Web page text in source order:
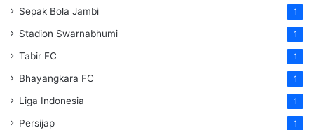
Sepak Bola Jambi 1
Stadion Swarnabhumi 1
Tabir FC 1
Bhayangkara FC 1
Liga Indonesia 1
Persijap 1